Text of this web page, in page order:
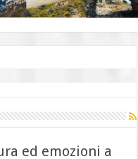
ed emozioni a